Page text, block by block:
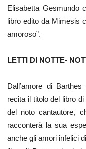
Elisabetta Gesmundo
libro edito da Mimesis
amoroso”.
LETTI DI NOTTE-
Dall’amore di
recita il titolo del libro
del noto cantautore,
racconterà la sua
anche gli amori infelici